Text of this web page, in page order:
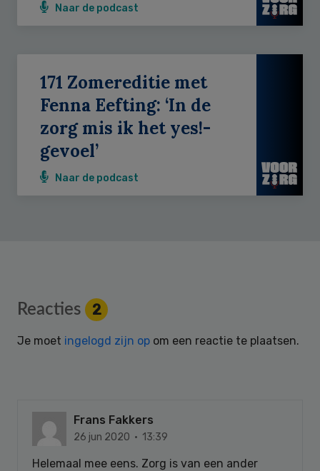
Naar de podcast
171 Zomereditie met
Fenna Eefting: ‘In de
zorg mis ik het yes!-
gevoel’
Naar de podcast
Reader
Interactions
Reacties 2
Je moet ingelogd zijn op om een reactie te plaatsen.
Frans Fakkers
26 jun 2020 · 13:39
Helemaal mee eens. Zorg is van een ander